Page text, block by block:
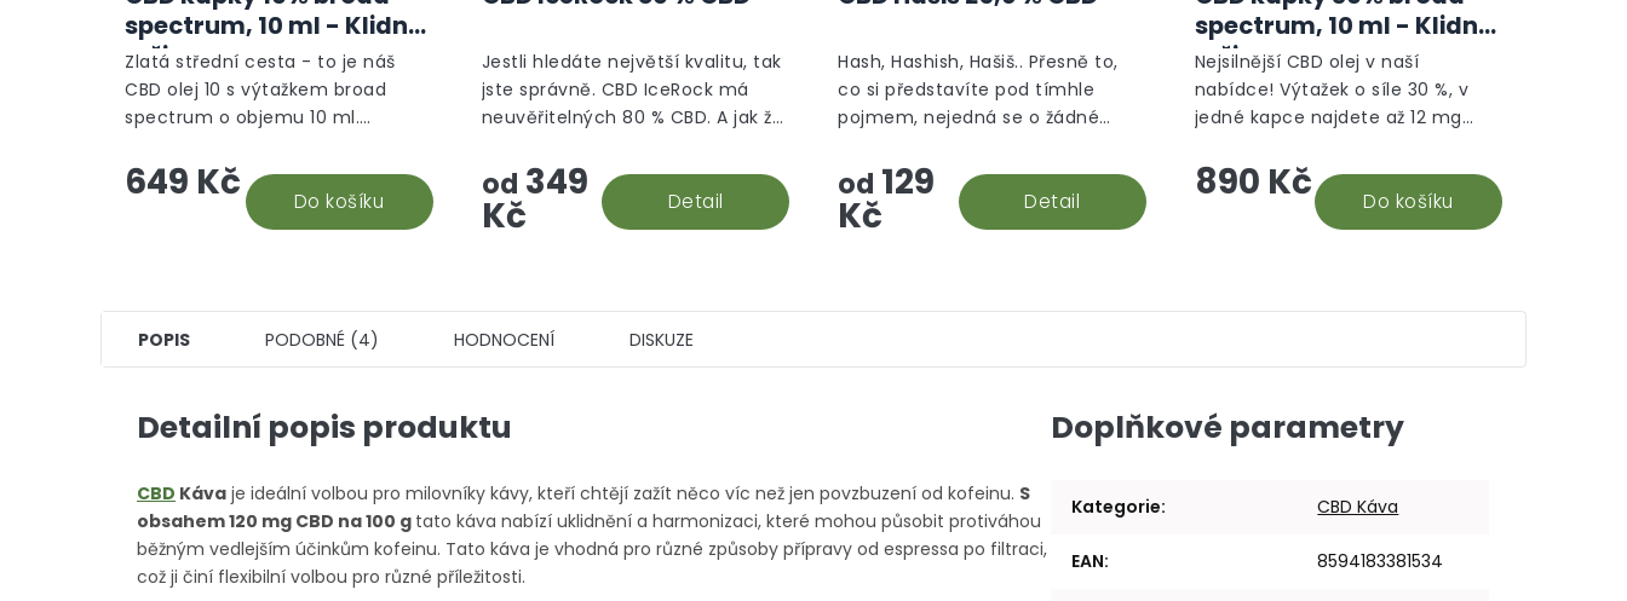
spectrum, 10 ml - Klidný
režim
649 Kč Do košíku
Zlatá střední cesta - to je náš
CBD olej 10 s výtažkem broad
spectrum o objemu 10 ml.
stravy, který vám efektivně
pomůže. Snadná aplikace a...
produktu
hvězdiček.
od 349
Kč Detail
Jestli hledáte největší kvalitu, tak
jste správně. CBD IceRock má
neuvěřitelných 80 % CBD. A jak že
ponoří do konopného extraktu,
který se následně...
produktu
hvězdiček.
od 129
Kč Detail
Hash, Hashish, Hašiš.. Přesně to,
co si představíte pod tímhle
pojmem, nejedná se o žádné
prostě hašiš v jeho CBD podobě.
spectrum, 10 ml - Klidný
režim
890 Kč Do košíku
Nejsilnější CBD olej v naší
nabídce! Výtažek o síle 30 %, v
jedné kapce najdete až 12 mg
stálých odběratelů 30% CBD oleje,
vyhodnocujeme tento...
POPIS PODOBNÉ (4) HODNOCENÍ DISKUZE
Detailní popis produktu
CBD Káva je ideální volbou pro milovníky kávy, kteří chtějí zažít něco víc než jen povzbuzení od kofeinu. S
obsahem 120 mg CBD na 100 g tato káva nabízí uklidnění a harmonizaci, které mohou působit protiváhou
běžným vedlejším účinkům kofeinu. Tato káva je vhodná pro různé způsoby přípravy od espressa po filtraci,
což ji činí flexibilní volbou pro různé příležitosti.
Doplňkové parametry
Kategorie: CBD Káva
EAN: 8594183381534